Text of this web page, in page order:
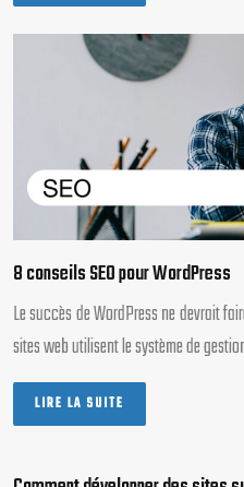
8 conseils SEO pour WordPress
Le succès de WordPress ne devrait
sites web utilisent le système de
LIRE LA SUITE